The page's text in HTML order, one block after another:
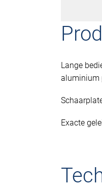
Lange
aluminium
Exacte